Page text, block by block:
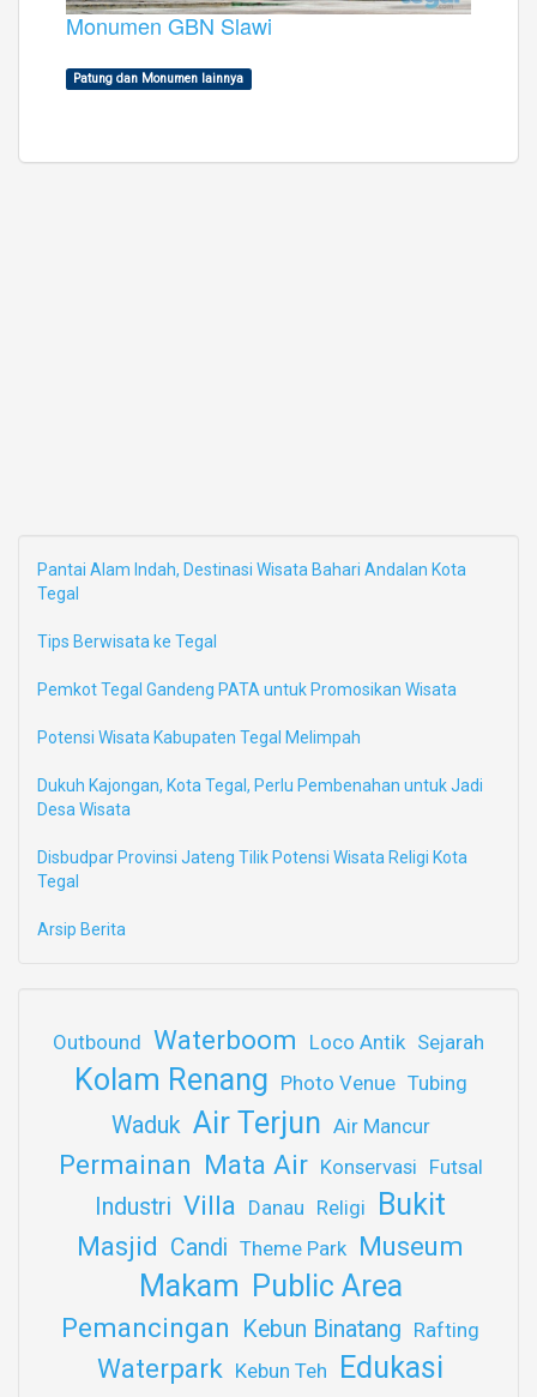
Monumen GBN Slawi
Patung dan Monumen lainnya
Pantai Alam Indah, Destinasi Wisata Bahari Andalan Kota
Tegal
Tips Berwisata ke Tegal
Pemkot Tegal Gandeng PATA untuk Promosikan Wisata
Potensi Wisata Kabupaten Tegal Melimpah
Dukuh Kajongan, Kota Tegal, Perlu Pembenahan untuk Jadi
Desa Wisata
Disbudpar Provinsi Jateng Tilik Potensi Wisata Religi Kota
Tegal
Arsip Berita
Outbound Waterboom Loco Antik Sejarah
Kolam Renang Photo Venue Tubing
Waduk Air Terjun Air Mancur
Permainan Mata Air Konservasi Futsal
Industri Villa Danau Religi Bukit
Masjid Candi Theme Park Museum
Makam Public Area
Pemancingan Kebun Binatang Rafting
Waterpark Kebun Teh Edukasi